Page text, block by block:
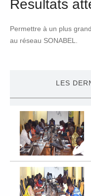
Resultats
Permettre à un plus
au réseau SONABEL
LES